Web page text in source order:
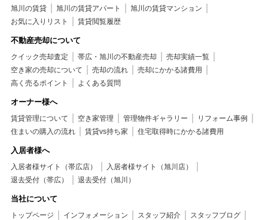
旭川の賃貸
旭川の賃貸アパート
旭川の賃貸マンション
お気に入りリスト
賃貸閲覧履歴
不動産売却について
クイック売却査定 帯広・旭川の不動産売却
売却実績一覧
空き家の売却について
売却の流れ
売却にかかる諸費用
高く売るポイント
よくある質問
オーナー様へ
賃貸管理について 空き家管理 管理物件ギャラリー
リフォーム事例
住まいの購入の流れ
賃貸vs持ち家 住宅取得時にかかる諸費用
入居者様へ
入居者様サイト（帯広店）
入居者様サイト（旭川店）
退去受付（帯広）
退去受付（旭川）
当社について
トップページ インフォメーション スタッフ紹介
スタッフブログ